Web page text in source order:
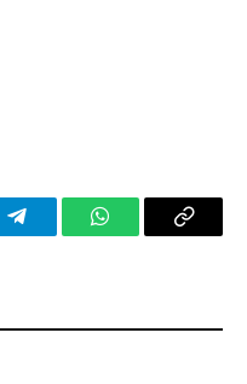
TelegramWhatsAppCopy